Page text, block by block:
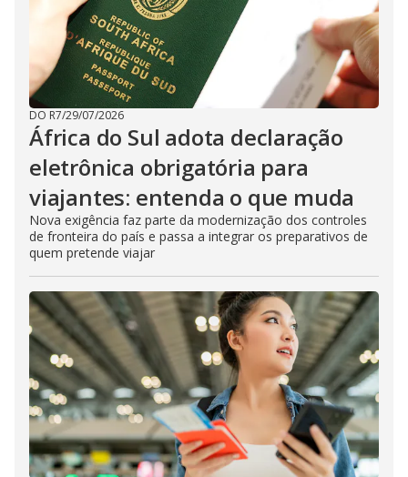
DO R7/29/07/2026
África do Sul adota declaração
eletrônica obrigatória para
viajantes: entenda o que muda
Nova exigência faz parte da modernização dos controles
de fronteira do país e passa a integrar os preparativos de
quem pretende viajar